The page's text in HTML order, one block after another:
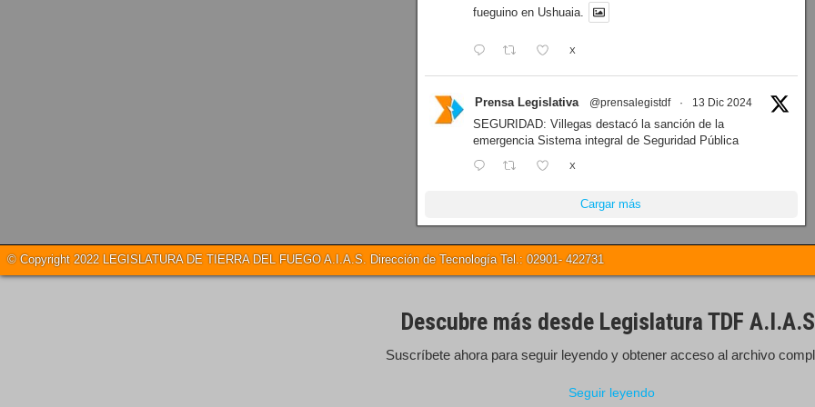
fueguino en Ushuaia.
X
Prensa Legislativa @prensalegistdf · 13 Dic 2024
SEGURIDAD: Villegas destacó la sanción de la
emergencia Sistema integral de Seguridad Pública
X
Cargar más
© Copyright 2022 LEGISLATURA DE TIERRA DEL FUEGO A.I.A.S. Dirección de Tecnología Tel.: 02901- 422731
Descubre más desde Legislatura TDF
Suscríbete ahora para seguir leyendo y obtener acceso al archivo
Seguir leyendo